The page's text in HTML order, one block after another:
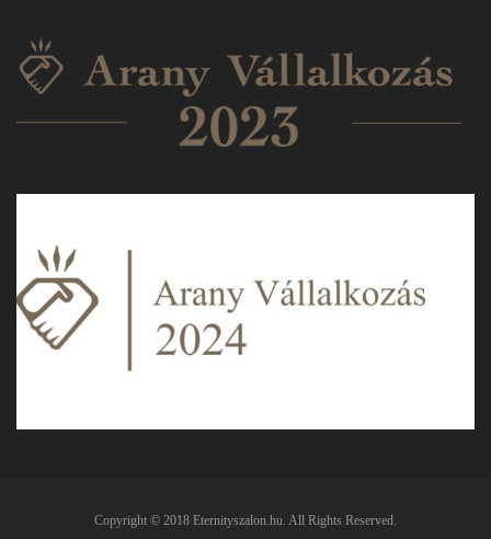
Copyright © 2018 Eternityszalon.hu. All Rights Reserved.